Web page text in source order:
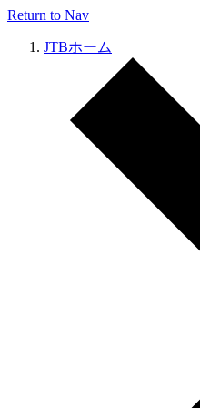
Return to Nav
JTBホーム